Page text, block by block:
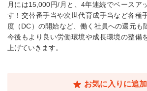
月には15,000円/月と、4年連続でベースア
す！交替番手当や次世代育成手当など各種
度（DC）の開始など、働く社員への還元も
今後もより良い労働環境や成長環境の整備
上げていきます。
お気に入りに追加